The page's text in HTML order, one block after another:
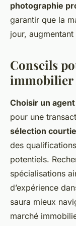
photographie
garantir que la
jour,
Conseils
immobilier
Choisir un
pour une
sélection
des
potentiels.
spécialisations
d’expérience
saura mieux
marché